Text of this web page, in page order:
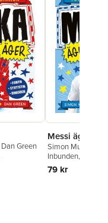
Dan Green
Messi äger
Simon Mugford
Inbunden, 2023
79 kr